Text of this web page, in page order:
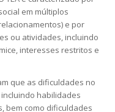
em múltiplos
e por
ou atividades, incluindo
interesses restritos e
que as dificuldades no
habilidades
bem como dificuldades